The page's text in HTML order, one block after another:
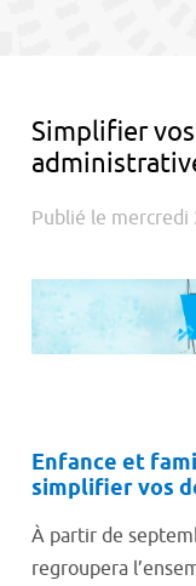
Simplifier
Publié le
Enfance et
simplifier vos
À partir de
regroupera